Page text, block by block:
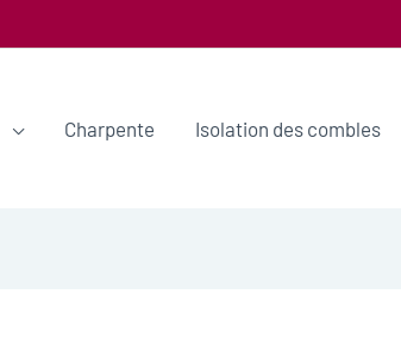
Charpente Isolation des combles